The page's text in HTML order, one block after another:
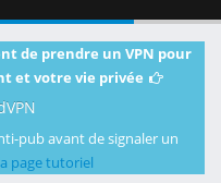
de prendre un VPN pour
et votre vie privée
pub avant de signaler un
page tutoriel